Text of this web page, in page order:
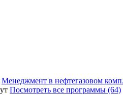
Менеджмент в нефтегазовом
Посмотреть все программы (64)